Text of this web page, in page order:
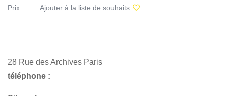
Prix Ajouter à la liste de souhaits
28 Rue des Archives Paris
téléphone :